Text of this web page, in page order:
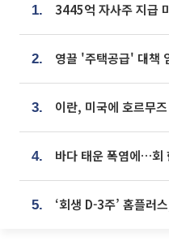
1.
2.
3.
4. 바다 태운 폭염에…회
5.